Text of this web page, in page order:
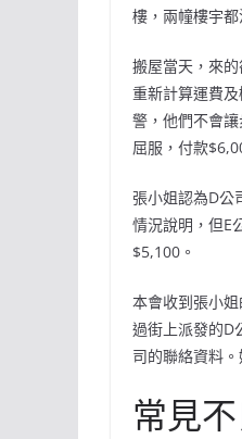
樓，兩幢樓宇
搬屋當天，來
重新計算運費
警，他們不會
屈服，付款
張小姐認為D公
情況說明，但E
$5,100。
本會收到張小
過街上派發的D
司的聯絡資料
常見